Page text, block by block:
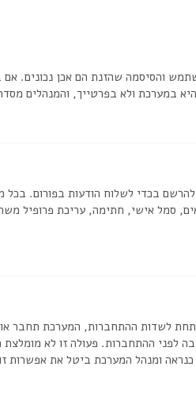
והסיסמה שהזנת הם אכן נכונים.
במערכת ולא בפרטייך, והמנהלים
בכדי לשלוח הודעות בפורום.
סמל אישי, חתימה, עריכת פרופיל
לשדות ההתחברות, המערכת תחבר
ההתחברות. פעולה זו לא
ומנהל המערכת ביטל את אפשרות